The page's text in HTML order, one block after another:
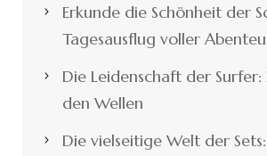
Erkunde die Schönheit der
Tagesausflug voller
Die Leidenschaft der Surfer:
den Wellen
Die vielseitige Welt der